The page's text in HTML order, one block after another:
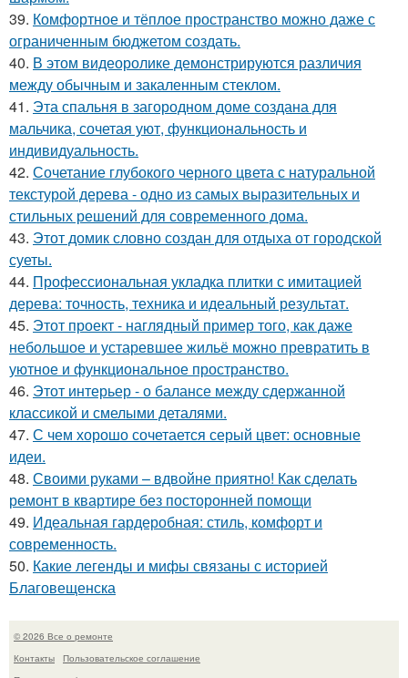
39. Комфортное и тёплое пространство можно даже с
ограниченным бюджетом создать.
40. В этом видеоролике демонстрируются различия
между обычным и закаленным стеклом.
41. Эта спальня в загородном доме создана для
мальчика, сочетая уют, функциональность и
индивидуальность.
42. Сочетание глубокого черного цвета с натуральной
текстурой дерева - одно из самых выразительных и
стильных решений для современного дома.
43. Этот домик словно создан для отдыха от городской
суеты.
44. Профессиональная укладка плитки с имитацией
дерева: точность, техника и идеальный результат.
45. Этот проект - наглядный пример того, как даже
небольшое и устаревшее жильё можно превратить в
уютное и функциональное пространство.
46. Этот интерьер - о балансе между сдержанной
классикой и смелыми деталями.
47. С чем хорошо сочетается серый цвет: основные
идеи.
48. Своими руками – вдвойне приятно! Как сделать
ремонт в квартире без посторонней помощи
49. Идеальная гардеробная: стиль, комфорт и
современность.
50. Какие легенды и мифы связаны с историей
Благовещенска
© 2026 Все о ремонте
Контакты
Пользовательское соглашение